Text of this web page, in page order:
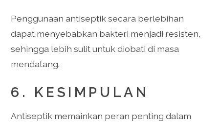
Penggunaan antiseptik secara berlebihan
dapat menyebabkan bakteri menjadi resisten,
sehingga lebih sulit untuk diobati di masa
mendatang.
6. KESIMPULAN
Antiseptik memainkan peran penting dalam